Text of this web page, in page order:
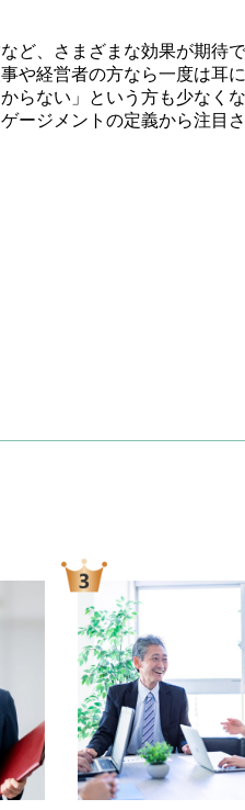
ど、さまざまな効果が期待
や経営者の方なら一度は耳
らない」という方も少なくな
ージメントの定義から注目